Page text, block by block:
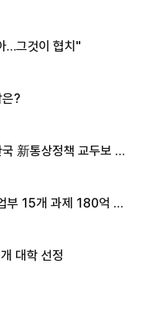
…그것이 협치"
?
新통상정책 교두보 활
부 15개 과제 180억 지
대학 선정